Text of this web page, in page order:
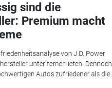
sind die
Premium macht
von J.D. Power
unter ferner liefen. Dennoch
Autos zufriedener als die...